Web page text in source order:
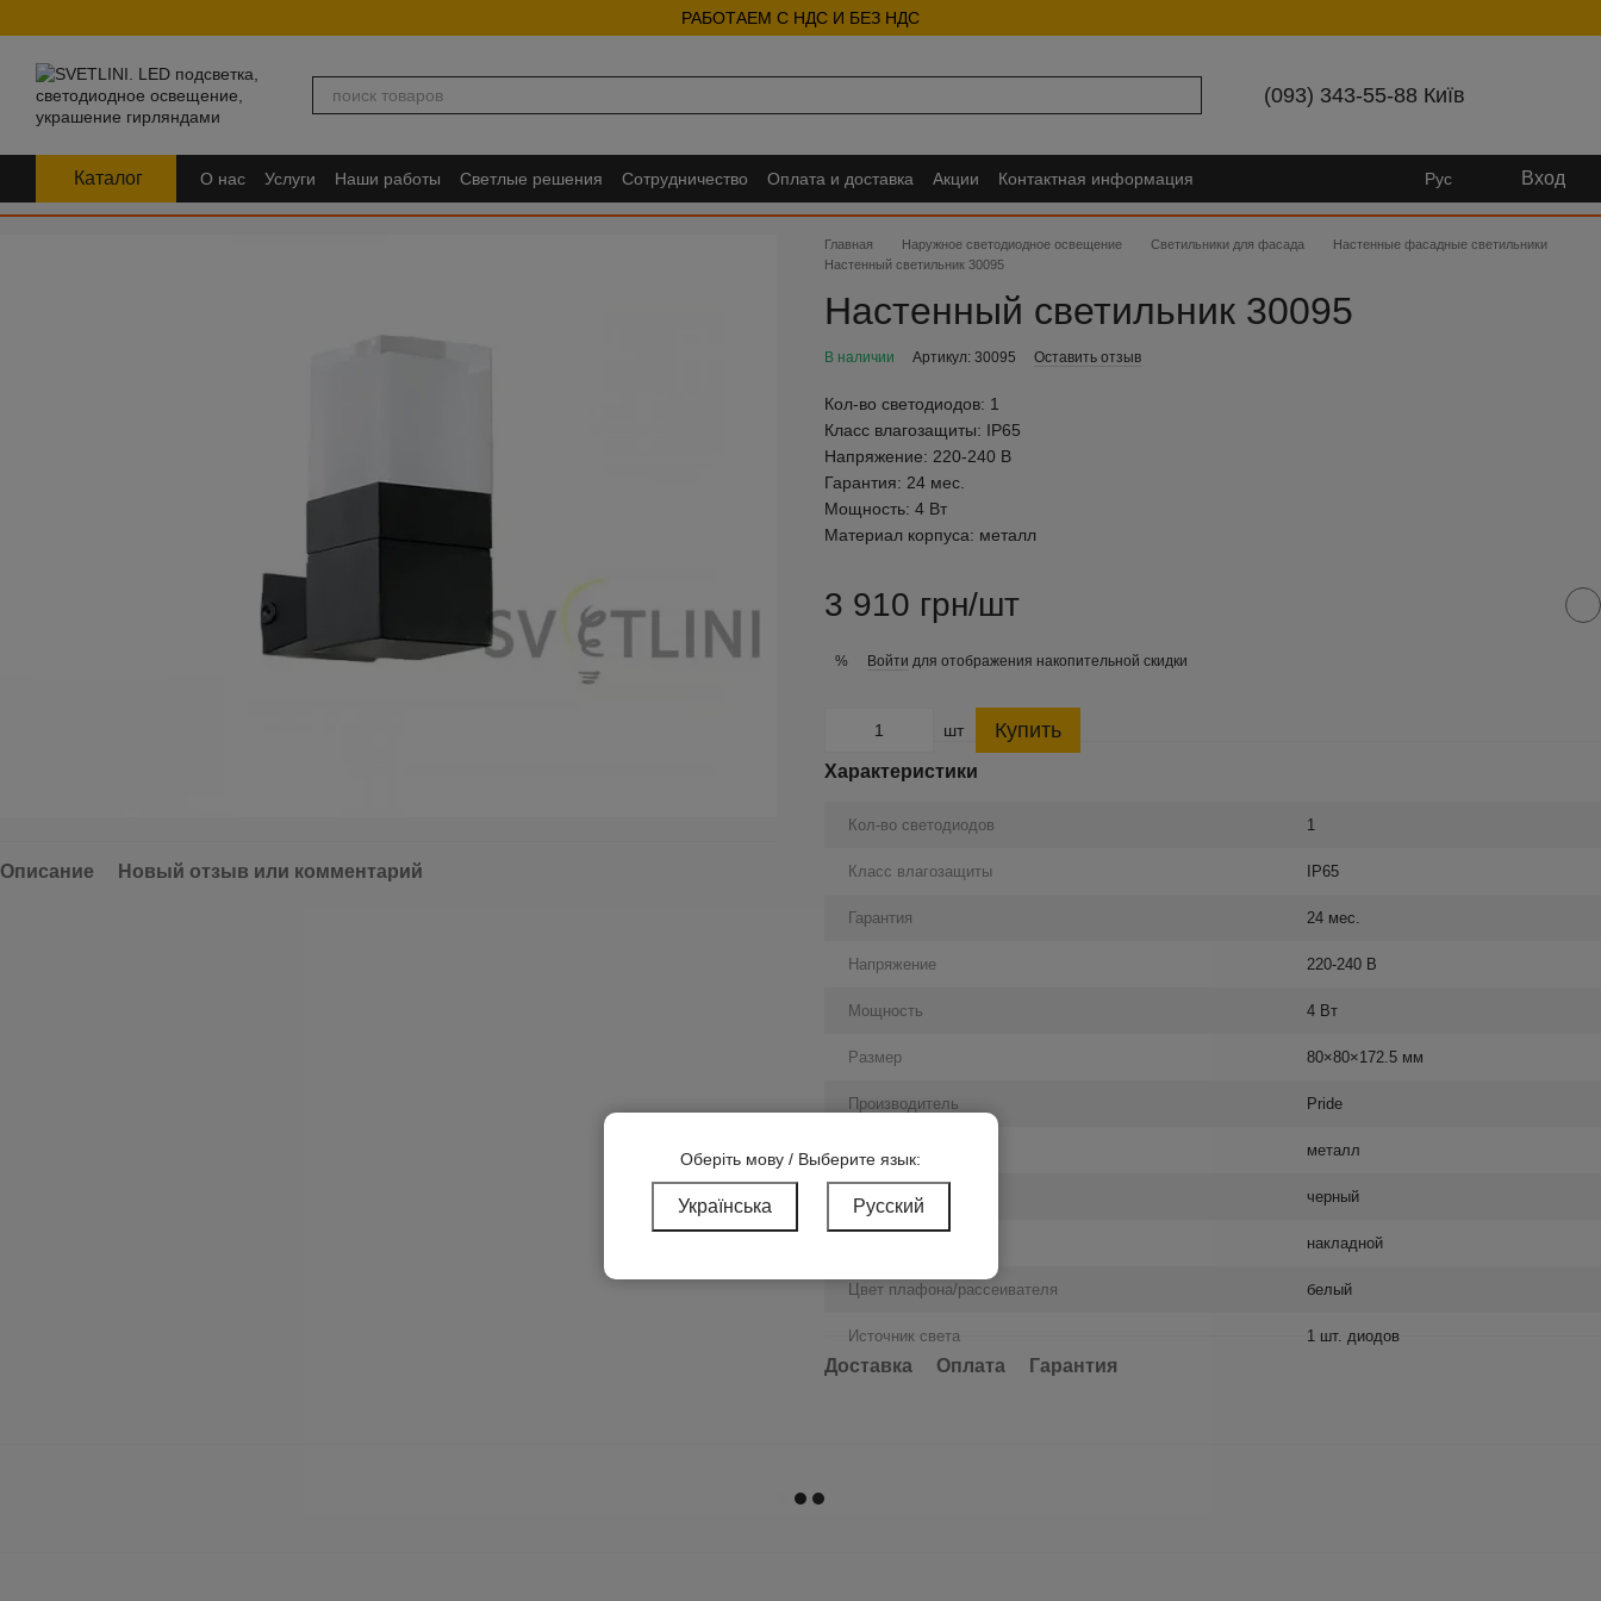
РАБОТАЕМ С НДС И БЕЗ НДС
(093) 343-55-88 Київ
Каталог О нас Услуги Наши работы Светлые решения Сотрудничество Оплата и доставка Акции
Контактная информация
FAQ
Рус Вход
Описание Новый отзыв или комментарий
Главная Наружное светодиодное освещение Светильники для фасада
Настенные фасадные светильники
Настенный светильник 30095
Настенный светильник 30095
В наличии Артикул: 30095 Оставить отзыв
Кол-во светодиодов: 1
Класс влагозащиты: IP65
Напряжение: 220-240 В
Гарантия: 24 мес.
Мощность: 4 Вт
Материал корпуса: металл
3 910 грн/шт
% Войти для отображения накопительной скидки
шт Купить
Характеристики
Кол-во светодиодов 1
Класс влагозащиты IP65
Гарантия 24 мес.
Напряжение 220-240 В
Мощность 4 Вт
Размер 80×80×172.5 мм
Производитель Pride
металл
Цвет корпуса черный
накладной
Цвет плафона/рассеивателя белый
Источник света 1 шт. диодов
Доставка Оплата Гарантия
Оберіть мову / Выберите язык:
Українська Русский